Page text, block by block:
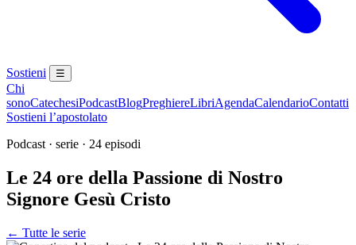
Sostieni ☰
Chi
sonoCatechesiPodcastBlogPreghiereLibriAgendaCalendarioContatti
Sostieni l’apostolato
Podcast · serie · 24 episodi
Le 24 ore della Passione di Nostro
Signore Gesù Cristo
← Tutte le serie